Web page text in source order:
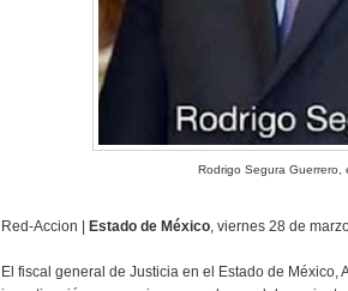
Rodrigo Segura Guerrero,
Red-Accion | Estado de México, viernes 28 de
El fiscal general de Justicia en el Estado de